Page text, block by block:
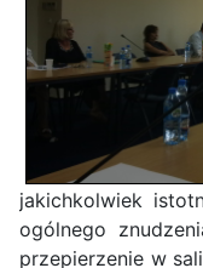
jakichkolwiek
ogólnego
przepierzenie w